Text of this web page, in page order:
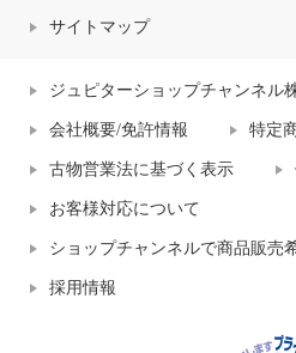
サイトマップ
ジュピターショップチャンネル
会社概要/免許情報 特定
古物営業法に基づく表示
お客様対応について
ショップチャンネルで商品販売
採用情報